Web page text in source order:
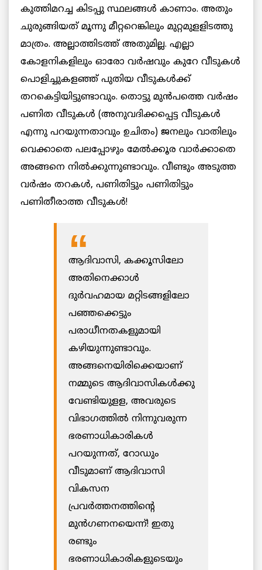
കുത്തിമറച്ച കിടപ്പു സ്ഥലങ്ങള്‍ കാണാം. അതും
ചുരുങ്ങിയത് ‌മൂന്നു മീറ്ററെങ്കിലും മുറ്റമുളളിടത്തു
മാത്രം. അല്ലാത്തിടത്ത് ‌അതുമില്ല. എല്ലാ
കോളനികളിലും ഓരോ വര്‍ഷവും കുറേ വീടുകള്‍
പൊളിച്ചുകളഞ്ഞ്‌ പുതിയ വീടുകള്‍ക്ക്‌
തറകെട്ടിയിട്ടുണ്ടാവും. തൊട്ടു മുൻപത്തെ വർഷം
പണിത വീടുകള്‍ (അനുവദിക്കപ്പെട്ട വീടുകൾ
എന്നു പറയുന്നതാവും ഉചിതം) ജനലും വാതിലും
വെക്കാതെ പലപ്പോഴും മേല്‍ക്കൂര വാര്‍ക്കാതെ
അങ്ങനെ നില്‍ക്കുന്നുണ്ടാവും. വീണ്ടും അടുത്ത
വര്‍ഷം തറകള്‍, പണിതിട്ടും പണിതിട്ടും
പണിതീരാത്ത വീടുകള്‍!
ആദിവാസി, കക്കൂസിലോ
അതിനെക്കാള്‍
ദുര്‍വഹമായ മറ്റിടങ്ങളിലോ
പഞ്ഞക്കെട്ടും
പരാധീനതകളുമായി
കഴിയുന്നുണ്ടാവും.
അങ്ങനെയിരിക്കെയാണ്‌
നമ്മുടെ ആദിവാസികള്‍ക്കു
വേണ്ടിയുളള, അവരുടെ
വിഭാഗത്തില്‍ നിന്നുവരുന്ന
ഭരണാധികാരികൾ
‍പറയുന്നത്‌, റോഡും
വീടുമാണ്‌ ആദിവാസി
വികസന
പ്രവര്‍ത്തനത്തിന്റെ
മുന്‍ഗണനയെന്ന്‌! ഇതു
രണ്ടും
ഭരണാധികാരികളുടെയും